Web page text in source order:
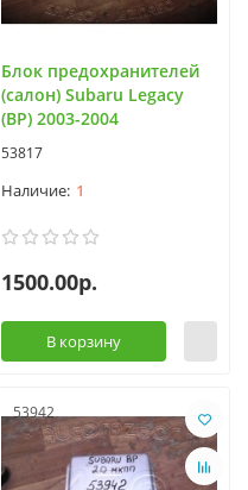
Блок предохранителей
(салон) Subaru Legacy
(BP) 2003-2004
53817
1
1500.00р.
В корзину
53942